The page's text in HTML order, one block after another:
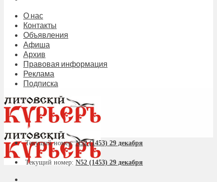
О нас
Контакты
Объявления
Афиша
Архив
Правовая информация
Реклама
Подписка
Текущий номер:N52 (1453) 29 декабря
Текущий номер: N52 (1453) 29 декабря